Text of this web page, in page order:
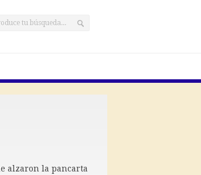
alzaron la pancarta